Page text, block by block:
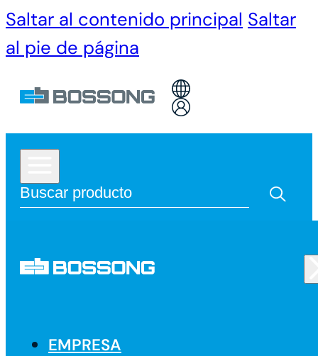
Saltar al contenido principal Saltar
al pie de página
EMPRESA